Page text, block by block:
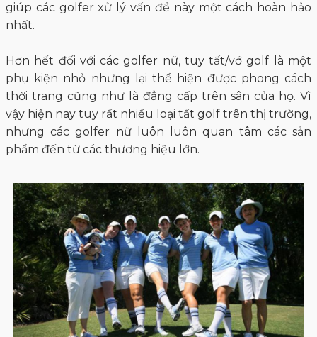
giúp các golfer xử lý vấn đề này một cách hoàn hảo
nhất.
Hơn hết đối với các golfer nữ, tuy tất/vớ golf là một
phụ kiện nhỏ nhưng lại thể hiện được phong cách
thời trang cũng như là đẳng cấp trên sân của họ. Vì
vậy hiện nay tuy rất nhiều loại tất golf trên thị trường,
nhưng các golfer nữ luôn luôn quan tâm các sản
phẩm đến từ các thương hiệu lớn.